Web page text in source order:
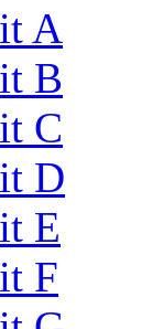
A
B
C
D
E
F